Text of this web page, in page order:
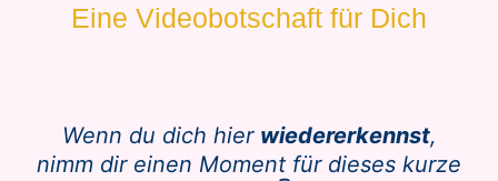
Eine Videobotschaft für Dich
Wenn du dich hier wiedererkennst,
nimm dir einen Moment für dieses kurze